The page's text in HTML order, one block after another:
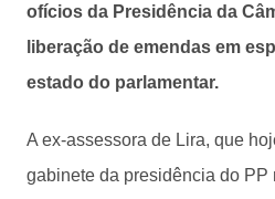
ofícios da Presidência da
liberação de emendas em
estado do parlamentar.
A ex-assessora de Lira, que
gabinete da presidência do PP